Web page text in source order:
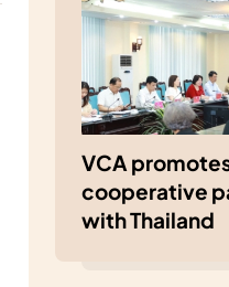
VCA
cooperative
with Thailand